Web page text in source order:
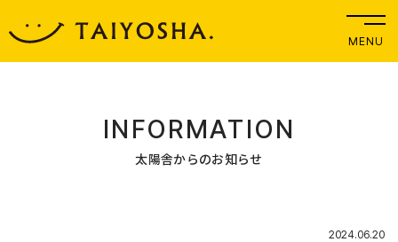
MENU
INFORMATION
太陽舎からのお知らせ
2024.06.20